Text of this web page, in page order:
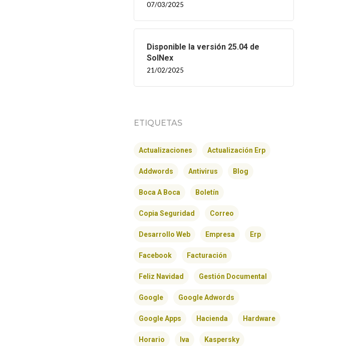
07/03/2025
Disponible la versión 25.04 de
SolNex
21/02/2025
ETIQUETAS
Actualizaciones Actualización Erp
Addwords Antivirus Blog
Boca A Boca Boletín
Copia Seguridad Correo
Desarrollo Web Empresa Erp
Facebook Facturación
Feliz Navidad Gestión Documental
Google Google Adwords
Google Apps Hacienda Hardware
Horario Iva Kaspersky